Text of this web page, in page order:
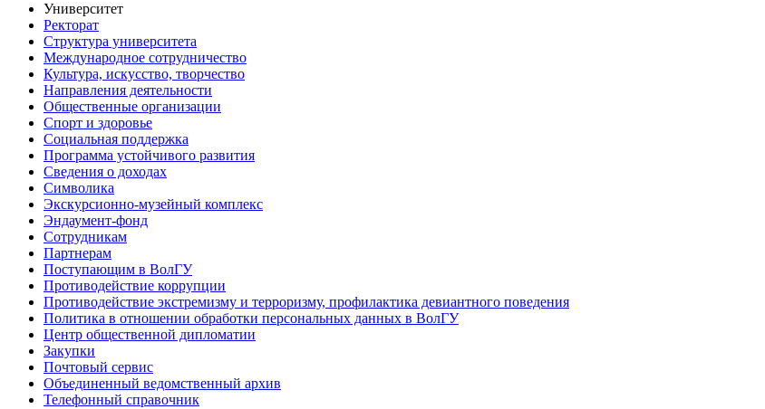
Университет
Ректорат
Структура университета
Международное сотрудничество
Культура, искусство, творчество
Направления деятельности
Общественные организации
Спорт и здоровье
Социальная поддержка
Программа устойчивого развития
Сведения о доходах
Символика
Экскурсионно-музейный комплекс
Эндаумент-фонд
Сотрудникам
Партнерам
Поступающим в ВолГУ
Противодействие коррупции
Противодействие экстремизму и терроризму, профилактика девиантного поведения
Политика в отношении обработки персональных данных в ВолГУ
Центр общественной дипломатии
Закупки
Почтовый сервис
Объединенный ведомственный архив
Телефонный справочник